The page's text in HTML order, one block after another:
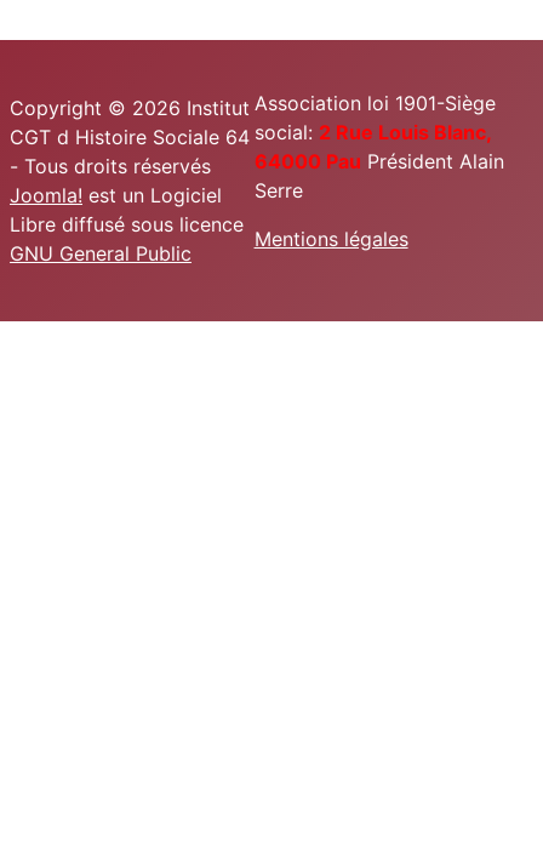
Copyright © 2026 Institut
CGT d Histoire Sociale 64
- Tous droits réservés
Joomla! est un Logiciel
Libre diffusé sous licence
GNU General Public
Association loi 1901-Siège
social: 2 Rue Louis Blanc,
64000 Pau Président Alain
Serre
Mentions légales